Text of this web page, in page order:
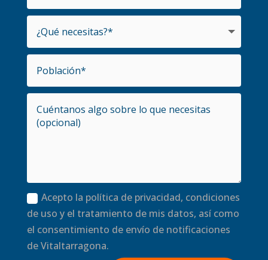
Acepto la política de privacidad, condiciones
de uso y el tratamiento de mis datos, así como
el consentimiento de envío de notificaciones
de Vitaltarragona.